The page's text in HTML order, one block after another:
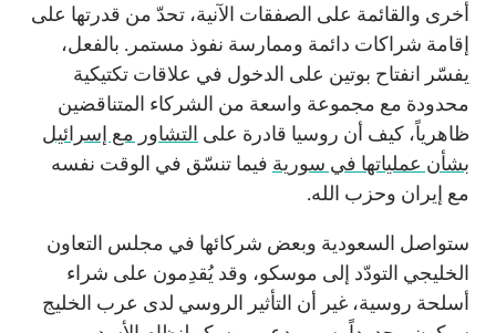
أخرى والقائمة على الصفقات الآنية، تحدّ من قدرتها على
إقامة شراكات دائمة وممارسة نفوذ مستمر. بالفعل،
يفسّر انفتاح بوتين على الدخول في علاقات تكتيكية
محدودة مع مجموعة واسعة من الشركاء المتناقضين
ظاهرياً، كيف أن روسيا قادرة على التشاور مع إسرائيل
بشأن عملياتها في سورية فيما تنسّق في الوقت نفسه
مع إيران وحزب الله.
ستواصل السعودية وبعض شركائها في مجلس التعاون
الخليجي التودّد إلى موسكو، وقد يُقدِمون على شراء
أسلحة روسية، غير أن التأثير الروسي لدى عرب الخليج